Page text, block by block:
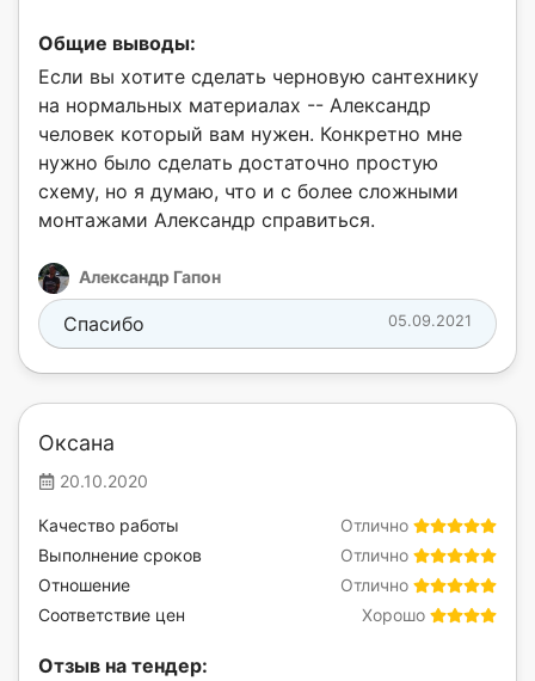
Общие выводы:
Если вы хотите сделать черновую сантехнику
на нормальных материалах -- Александр
человек который вам нужен. Конкретно мне
нужно было сделать достаточно простую
схему, но я думаю, что и с более сложными
монтажами Александр справиться.
Александр Гапон
05.09.2021
Спасибо
Оксана
20.10.2020
Отлично
Качество работы
Отлично
Выполнение сроков
Отлично
Отношение
Хорошо
Соответствие цен
Отзыв на тендер: